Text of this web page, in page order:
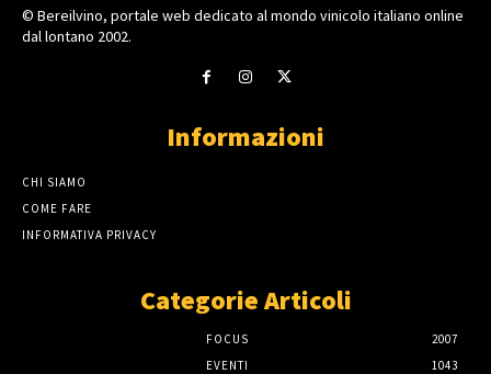
© Bereilvino, portale web dedicato al mondo vinicolo italiano online
dal lontano 2002.
Informazioni
CHI SIAMO
COME FARE
INFORMATIVA PRIVACY
Categorie Articoli
FOCUS
2007
EVENTI
1043